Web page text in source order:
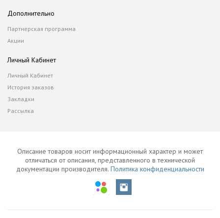
Дополнительно
Партнерская программа
Акции
Личный Кабинет
Личный Кабинет
История заказов
Закладки
Рассылка
Описание товаров носит информационный характер и может
отличаться от описания, представленного в технической
документации производителя. Политика конфиденциальности